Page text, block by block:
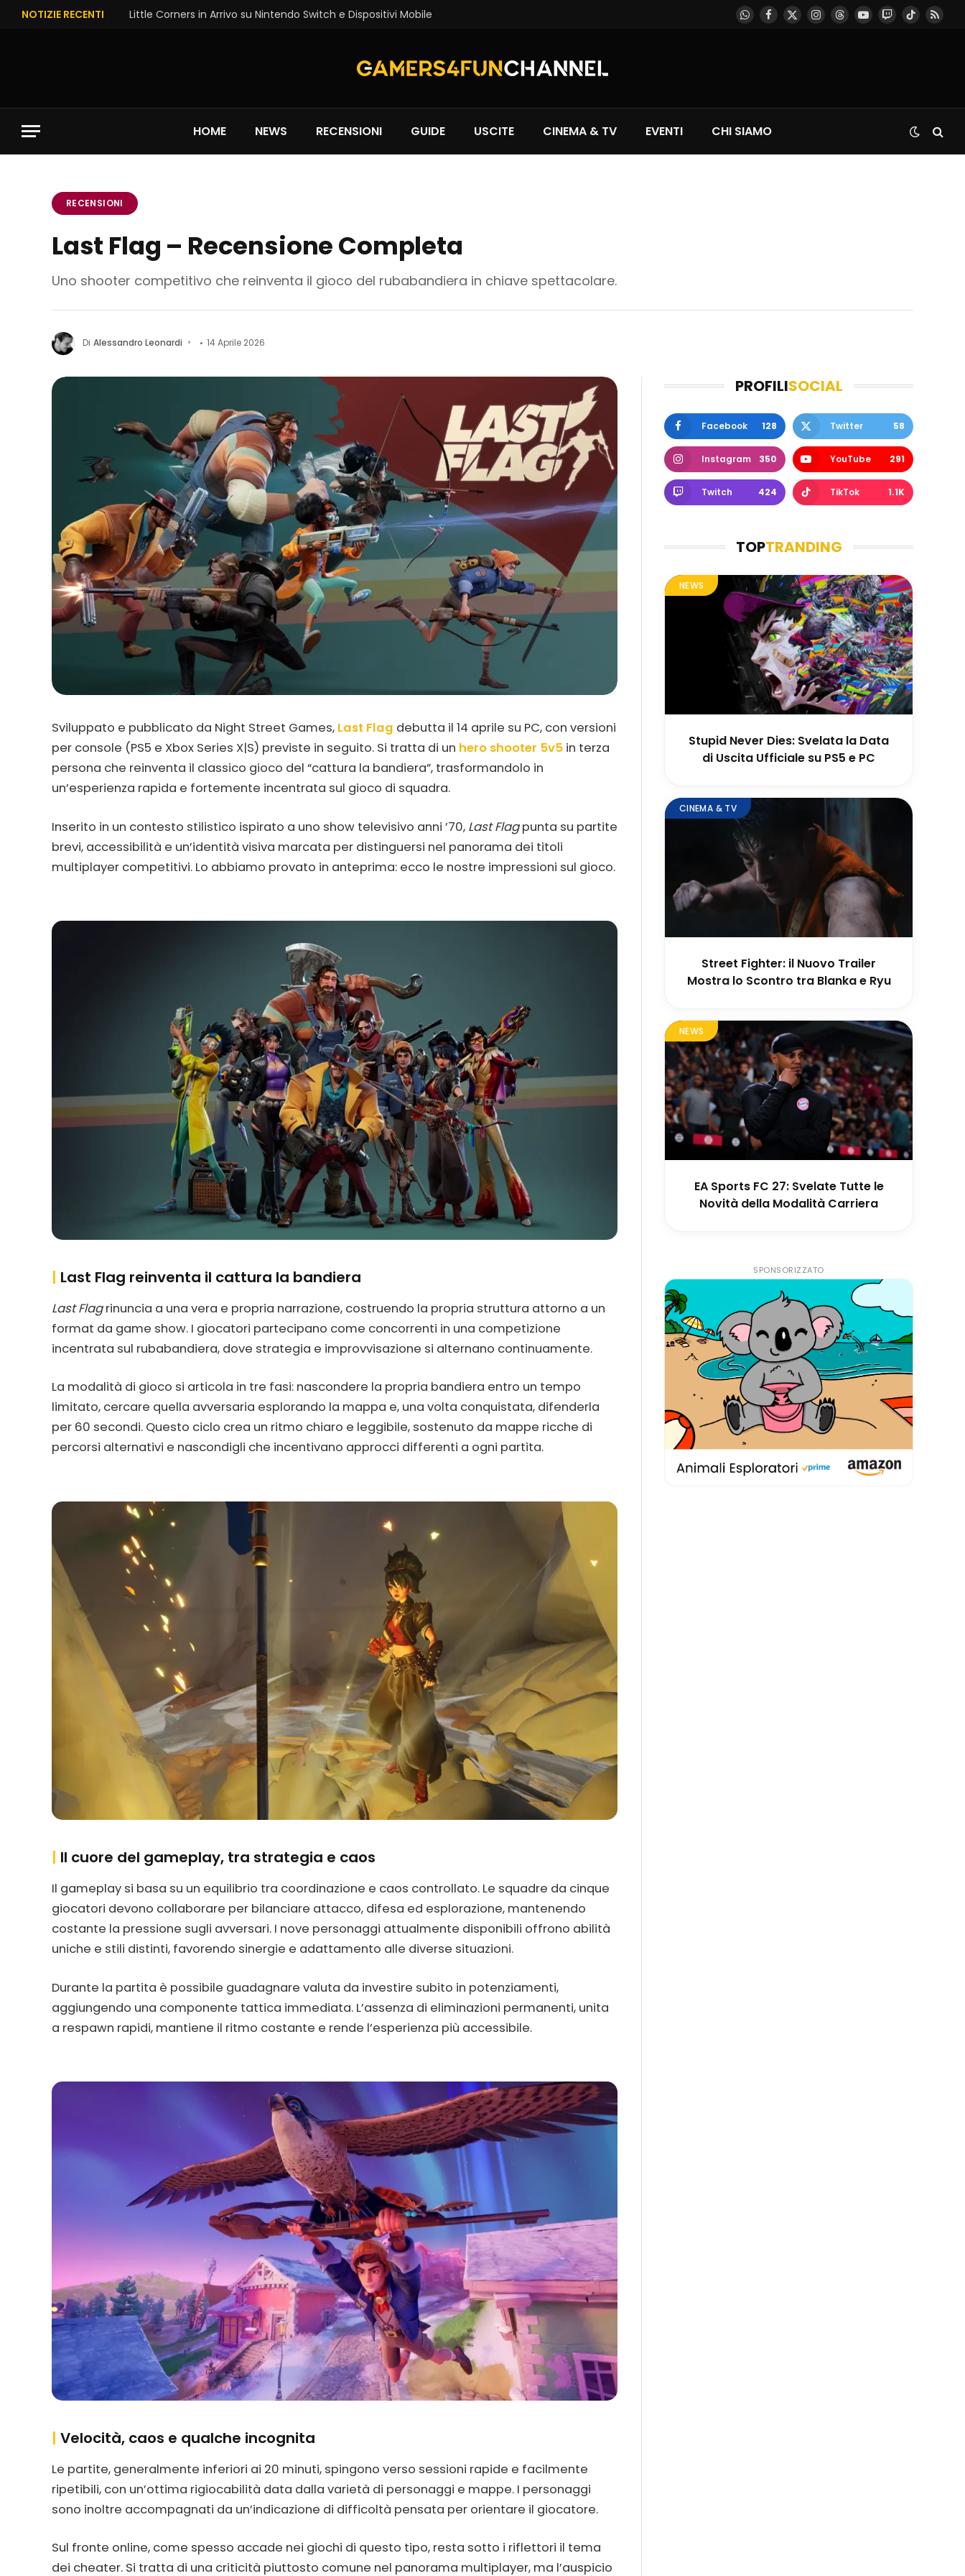
NOTIZIE RECENTI Little Corners in Arrivo su Nintendo Switch e Dispositivi Mobile WhatsApp
Facebook
X
Instagram
ThreadsYouTube
TwitchTikTok
RSS
HOME NEWS RECENSIONI GUIDE USCITE CINEMA & TV EVENTI CHI SIAMO
RECENSIONI
Last Flag – Recensione Completa
Uno shooter competitivo che reinventa il gioco del rubabandiera in chiave spettacolare.
Di Alessandro Leonardi 14 Aprile 2026
Sviluppato e pubblicato da Night Street Games, Last Flag debutta il 14 aprile su PC, con versioni
per console (PS5 e Xbox Series X|S) previste in seguito. Si tratta di un hero shooter 5v5 in terza
persona che reinventa il classico gioco del “cattura la bandiera”, trasformandolo in
un’esperienza rapida e fortemente incentrata sul gioco di squadra.
Inserito in un contesto stilistico ispirato a uno show televisivo anni ’70, Last Flagpunta su partite
brevi, accessibilità e un’identità visiva marcata per distinguersi nel panorama dei titoli
multiplayer competitivi. Lo abbiamo provato in anteprima: ecco le nostre impressioni sul gioco.
| Last Flag reinventa il cattura la bandiera
Last Flagrinuncia a una vera e propria narrazione, costruendo la propria struttura attorno a un
format da game show. I giocatori partecipano come concorrenti in una competizione
incentrata sul rubabandiera, dove strategia e improvvisazione si alternano continuamente.
La modalità di gioco si articola in tre fasi: nascondere la propria bandiera entro un tempo
limitato, cercare quella avversaria esplorando la mappa e, una volta conquistata, difenderla
per 60 secondi. Questo ciclo crea un ritmo chiaro e leggibile, sostenuto da mappe ricche di
percorsi alternativi e nascondigli che incentivano approcci differenti a ogni partita.
| Il cuore del gameplay, tra strategia e caos
Il gameplay si basa su un equilibrio tra coordinazione e caos controllato. Le squadre da cinque
giocatori devono collaborare per bilanciare attacco, difesa ed esplorazione, mantenendo
costante la pressione sugli avversari. I nove personaggi attualmente disponibili offrono abilità
uniche e stili distinti, favorendo sinergie e adattamento alle diverse situazioni.
Durante la partita è possibile guadagnare valuta da investire subito in potenziamenti,
aggiungendo una componente tattica immediata. L’assenza di eliminazioni permanenti, unita
a respawn rapidi, mantiene il ritmo costante e rende l’esperienza più accessibile.
| Velocità, caos e qualche incognita
Le partite, generalmente inferiori ai 20 minuti, spingono verso sessioni rapide e facilmente
ripetibili, con un’ottima rigiocabilità data dalla varietà di personaggi e mappe. I personaggi
sono inoltre accompagnati da un’indicazione di difficoltà pensata per orientare il giocatore.
Sul fronte online, come spesso accade nei giochi di questo tipo, resta sotto i riflettori il tema
dei cheater. Si tratta di una criticità piuttosto comune nel panorama multiplayer, ma l’auspicio
PROFILISOCIAL
Facebook 128 Twitter 58
Instagram 350 YouTube 291
Twitch 424 TikTok 1.1K
TOPTRANDING
NEWS
Stupid Never Dies: Svelata la Data
di Uscita Ufficiale su PS5 e PC
CINEMA & TV
Street Fighter: il Nuovo Trailer
Mostra lo Scontro tra Blanka e Ryu
NEWS
EA Sports FC 27: Svelate Tutte le
Novità della Modalità Carriera
SPONSORIZZATO